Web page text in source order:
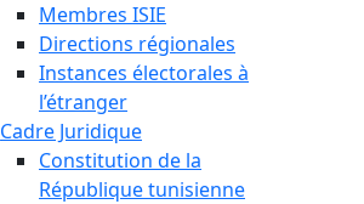
Membres ISIE
Directions régionales
Instances électorales à
l’étranger
Cadre Juridique
Constitution de la
République tunisienne